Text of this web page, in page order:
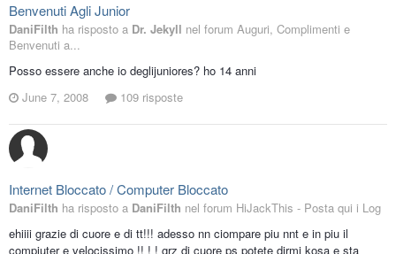
Benvenuti Agli Junior
DaniFilth ha risposto a Dr. Jekyll nel forum Auguri, Complimenti e
Benvenuti a...
Posso essere anche io deglijuniores? ho 14 anni
June 7, 2008
109 risposte
Internet Bloccato / Computer Bloccato
DaniFilth ha risposto a DaniFilth nel forum HiJackThis - Posta qui i Log
ehiiii grazie di cuore e di tt!!! adesso nn ciompare piu nnt e in piu il
compiuter e velocissimo !! ! ! grz di cuore ps potete dirmi kosa e sta